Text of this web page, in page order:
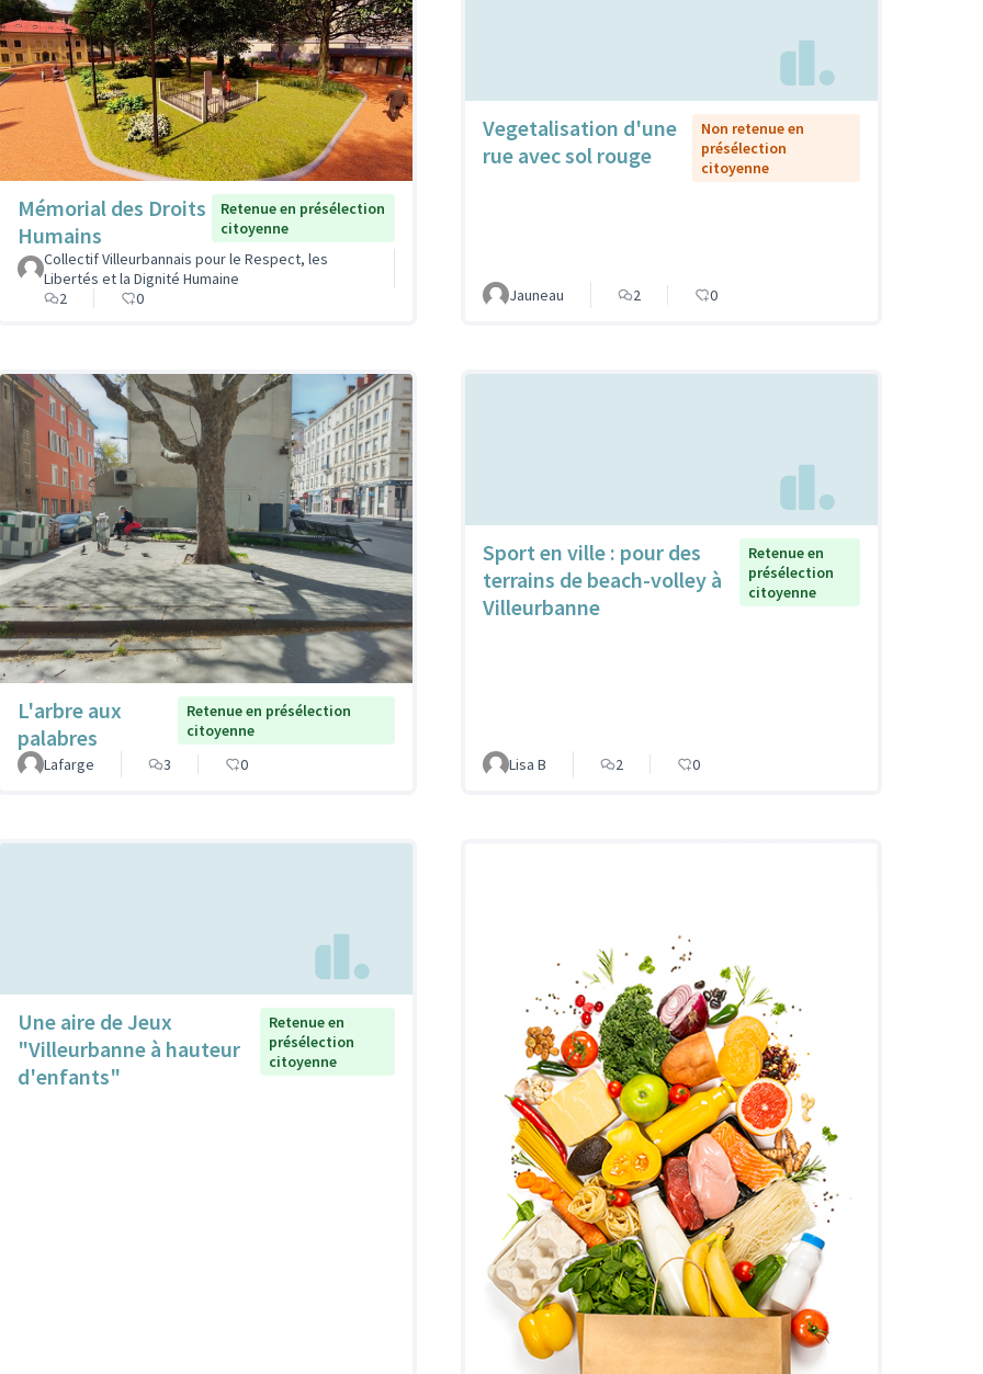
Mémorial des Droits
Humains
Retenue en présélection
citoyenne
Collectif Villeurbannais pour le Respect, les
Libertés et la Dignité Humaine
2
0
Vegetalisation d'une
rue avec sol rouge
Non retenue en
présélection
citoyenne
Jauneau 2 0
L'arbre aux
palabres
Retenue en présélection
citoyenne
Lafarge
3 0
Sport en ville : pour des
terrains de beach-volley à
Villeurbanne
Retenue en
présélection
citoyenne
Lisa B 2 0
Une aire de Jeux
"Villeurbanne à hauteur
d'enfants"
Retenue en
présélection
citoyenne